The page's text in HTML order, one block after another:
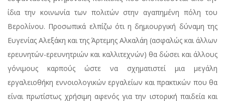
ίδια την κοινωνία των πολιτών στην αγαπημένη πόλη του
Βερολίνου. Προσωπικά ελπίζω ότι η δημιουργική δύναμη της
Ευγενίας Αλεξάκη και της Άρτεμης Αλκαλάη (ασφαλώς και άλλων
ερευνητών-ερευνητριών και καλλιτεχνών) θα δώσει και άλλους
γόνιμους καρπούς ώστε να σχηματιστεί μια μεγάλη
εργαλειοθήκη εννοιολογικών εργαλείων και πρακτικών που θα
είναι πρωτίστως χρήσιμη αφενός για την ιστορική παιδεία και